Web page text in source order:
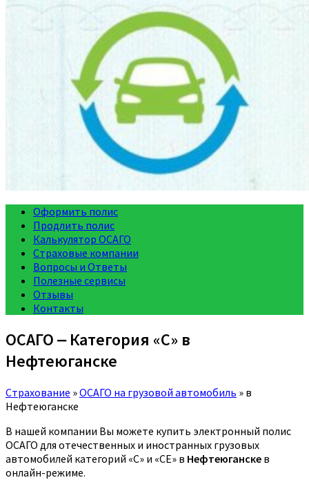
Оформить полис
Продлить полис
Калькулятор ОСАГО
Страховые компании
Вопросы и Ответы
Полезные сервисы
Отзывы
Контакты
ОСАГО ‒ Категория «C» в
Нефтеюганске
Страхование »ОСАГО на грузовой автомобиль » в
Нефтеюганске
В нашей компании Вы можете купить электронный полис
ОСАГО для отечественных и иностранных грузовых
автомобилей категорий «C» и «CE» в Нефтеюганске в
онлайн-режиме.